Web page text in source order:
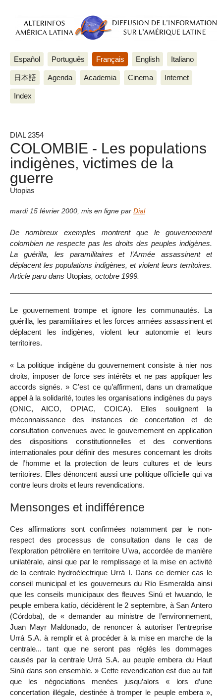
Español Português Français English Italiano
日本語 Agenda Academia Cinema Internet
Index
DIAL 2354
COLOMBIE - Les populations
indigènes, victimes de la
guerre
Utopias
mardi 15 février 2000 mis en ligne par Dial
De nombreux exemples montrent que le gouvernement
colombien ne respecte pas les droits des peuples indigènes.
La guérilla, les paramilitaires et l’Armée assassinent et
déplacent les populations indigènes, et violent leurs territoires.
Article paru dans Utopias, octobre 1999.
Le gouvernement trompe et ignore les communautés. La
guérilla, les paramilitaires et les forces armées assassinent et
déplacent les indigènes, violent leur autonomie et leurs
territoires.
« La politique indigène du gouvernement consiste à nier nos
droits, imposer de force ses intérêts et ne pas appliquer les
accords signés. » C’est ce qu’affirment, dans un dramatique
appel à la solidarité, toutes les organisations indigènes du pays
(ONIC, AICO, OPIAC, COICA). Elles soulignent la
méconnaissance des instances de concertation et de
consultation convenues avec le gouvernement en application
des dispositions constitutionnelles et des conventions
internationales pour définir des mesures concernant les droits
de l’homme et la protection de leurs cultures et de leurs
territoires. Elles dénoncent aussi une politique officielle qui va
contre leurs droits et leurs revendications.
Mensonges et indifférence
Ces affirmations sont confirmées notamment par le non-
respect des processus de consultation dans le cas de
l’exploration pétrolière en territoire U’wa, accordée de manière
unilatérale, ainsi que par le remplissage et la mise en activité
de la centrale hydroélectrique Urrá I. Dans ce dernier cas le
conseil municipal et les gouverneurs du Río Esmeralda ainsi
que les conseils municipaux des fleuves Sinú et Iwuando, le
peuple embera katío, décidèrent le 2 septembre, à San Antero
(Córdoba), de « demander au ministre de l’environnement,
Juan Mayr Maldonado, de renoncer à autoriser l’entreprise
Urrá S.A. à remplir et à procéder à la mise en marche de la
centrale... tant que ne seront pas réglés les dommages
causés par la centrale Urrá S.A. au peuple embera du Haut
Sinú dans son ensemble. » Cette revendication est due au fait
que les négociations menées jusqu’alors « lors d’une
concertation illégale, destinée à tromper le peuple embera »,